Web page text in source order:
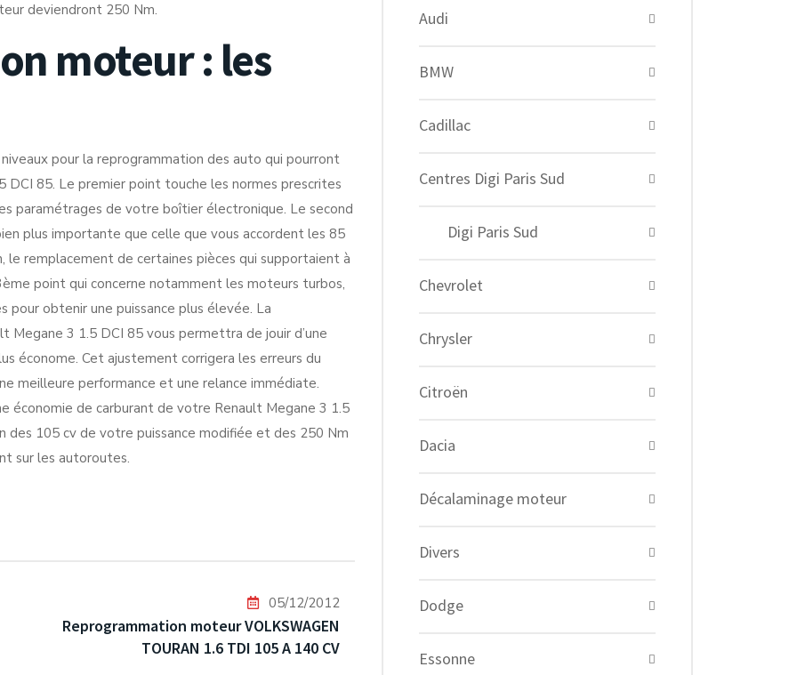
deviendront 250 Nm.
moteur : les
pour la reprogrammation des auto qui pourront
85. Le premier point touche les normes prescrites
paramétrages de votre boîtier électronique. Le second
plus importante que celle que vous accordent les 85
le remplacement de certaines pièces qui supportaient à
point qui concerne notamment les moteurs turbos,
pour obtenir une puissance plus élevée. La
3 1.5 DCI 85 vous permettra de jouir d’une
économe. Cet ajustement corrigera les erreurs du
meilleure performance et une relance immédiate.
économie de carburant de votre Renault Megane 3 1.5
des 105 cv de votre puissance modifiée et des 250 Nm
sur les autoroutes.
05/12/2012
Reprogrammation moteur VOLKSWAGEN
TOURAN 1.6 TDI 105 A 140 CV
Audi
BMW
Cadillac
Centres Digi Paris Sud
Digi Paris Sud
Chevrolet
Chrysler
Citroën
Dacia
Décalaminage moteur
Divers
Dodge
Essonne